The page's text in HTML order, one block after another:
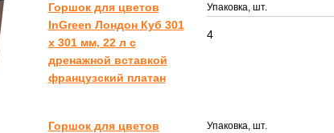
Горшок для цветов
InGreen Лондон Куб 301
х 301 мм, 22 л c
дренажной вставкой
французский платан
Упаковка, шт.
4
Горшок для цветов
Упаковка, шт.